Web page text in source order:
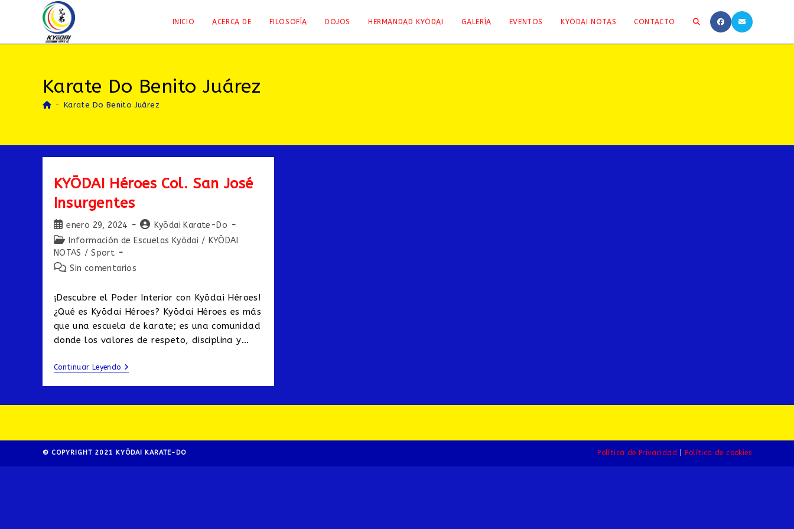
INICIO ACERCA DE FILOSOFÍA DOJOS HERMANDAD KYŌDAI GALERÍA EVENTOS KYŌDAI NOTAS CONTACTO ALTERNAR
Karate Do Benito Juárez
- Karate Do Benito Juárez
KYŌDAI Héroes Col. San José
Insurgentes
Publicación
de
la
entrada:
enero 29, 2024
Autor
de
Kyōdai Karate-Do
Categoría
de
la
Información de Escuelas Kyōdai / KYŌDAI
NOTAS / Sport
Comentarios
la
entrada:
Sin comentarios
¡Descubre el Poder Interior con Kyōdai Héroes!
¿Qué es Kyōdai Héroes? Kyōdai Héroes es más
que una escuela de karate; es una comunidad
donde los valores de respeto, disciplina y…
Continuar LeyendoKYŌDAI
Héroes
Col.
José
Política de Privacidad Política de cookies
© COPYRIGHT 2021 KYŌDAI KARATE-DO